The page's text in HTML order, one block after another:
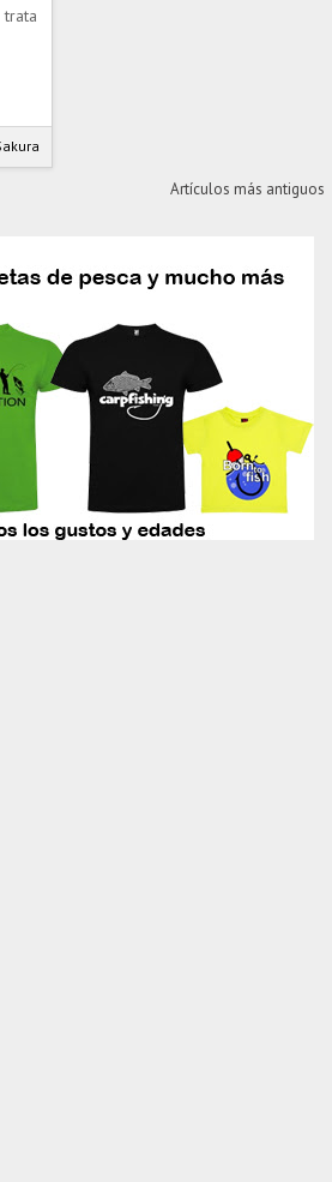
trata
Artículos más antiguos